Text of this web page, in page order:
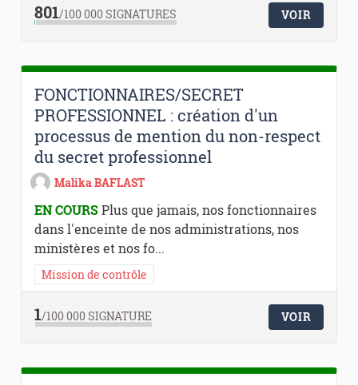
801/100 000SIGNATURES VOIR
FONCTIONNAIRES/SECRET
PROFESSIONNEL : création d'un
processus de mention du non-respect
du secret professionnel
Malika BAFLAST
EN COURSPlus que jamais, nos fonctionnaires
dans l'enceinte de nos administrations, nos
ministères et nos fo...
Mission de contrôle
1/100 000SIGNATURE VOIR